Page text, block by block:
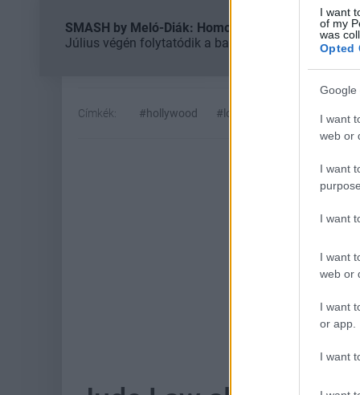
I want
of my
was
Opted
Google
I want
web or
I want
I want
I want
web or
I want
or app.
I want
SMASH by Meló-Diák: Homok, zene és a nyár
Július végén folytatódik a balatoni strandröplabda-
Címkék: #hollywood #los angeles